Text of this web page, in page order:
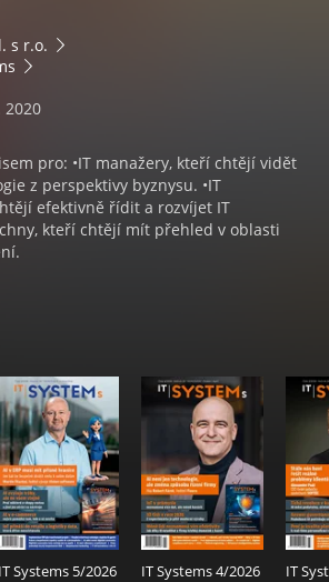
s r.o.
2020
pro: •IT manažery, kteří chtějí vidět
z perspektivy byznysu. •IT
efektivně řídit a rozvíjet IT
kteří chtějí mít přehled v oblasti
IT Systems 5/2026 IT Systems 4/2026 IT